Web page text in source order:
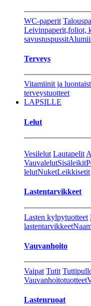
WC-paperit
Leivinpaperit,foliot,
savustuspussit
Terveys
Vitamiinit ja
terveystuotteet
LAPSILLE
Lelut
Vesilelut Lautapelit
VauvalelutSisäleikit
lelutNuketLeikkisetit
Lastentarvikkeet
Lasten kylpytuotteet
lastentarvikkeet
Vauvanhoito
Vaipat Tutit
Vauvanhoitotuotteet
Lastenruoat